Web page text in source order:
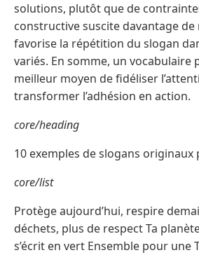
solutions, plutôt que de
constructive suscite davantage
favorise la répétition du slogan
variés. En somme, un vocabulaire
meilleur moyen de fidéliser
transformer l’adhésion en action.
core/heading
10 exemples de slogans
core/list
Protège aujourd’hui, respire
déchets, plus de respect Ta
s’écrit en vert Ensemble pour une